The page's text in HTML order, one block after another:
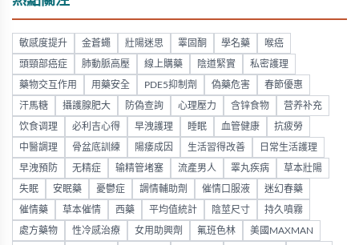
敏感度提升 金蒼蠅 壯陽迷思 睪固酮 學名藥 喉癌
頭頸部癌症 肺動脈高壓 線上購藥 陰道緊實 私密護理
藥物交互作用 用藥安全 PDE5抑制劑 偽藥危害 春節優惠
汗馬糖 攝護腺肥大 防偽查詢 心理壓力 含锌食物 营养补充
饮食调理 必利吉心得 早洩護理 睡眠 血管健康 抗疲勞
中醫調理 骨盆底訓練 陽痿成因 生活習得改善 日常生活護理
早洩預防 无精症 输精管堵塞 流產男人 睪丸疾病 草本壯陽
失眠 安眠藥 憂鬱症 調情輔助劑 催情口服液 迷幻春藥
催情藥 草本催情 西藥 平均值統計 陰莖尺寸 持久噴霧
處方藥物 性冷感治療 女用助興劑 氟班色林 美國MAXMAN